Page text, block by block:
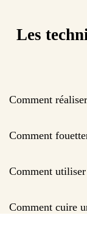
Les
Comment
Comment
Comment
Comment cuire